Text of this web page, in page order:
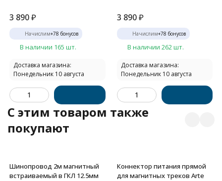
3 890₽
Начислим+78 бонусов
В наличии 165 шт.
Доставка магазина:
Понедельник 10 августа
3 890 ₽
Начислим+78 бонусов
В наличии 262 шт.
Доставка магазина:
Понедельник 10 августа
C этим товаром также
покупают
Шинопровод 2м магнитный
встраиваемый в ГКЛ 12.5мм
Коннектор питания прямой
для магнитных треков Arte